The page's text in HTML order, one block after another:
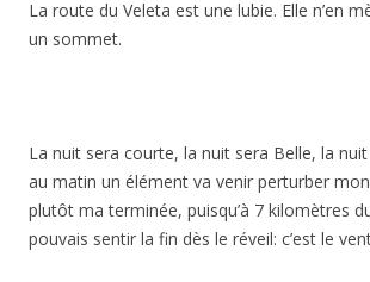
La route du Veleta est une lubie. Elle n’en
un sommet.
La nuit sera courte, la nuit sera Belle, la
au matin un élément va venir perturber
plutôt ma terminée, puisqu’à 7 kilomètres
pouvais sentir la fin dès le réveil: c’est le